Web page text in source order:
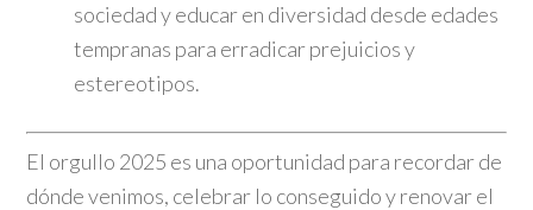
sociedad y educar en diversidad desde edades
tempranas para erradicar prejuicios y
estereotipos.
El orgullo 2025 es una oportunidad para recordar de
dónde venimos, celebrar lo conseguido y renovar el